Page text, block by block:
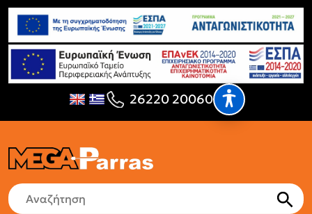
26220 20060